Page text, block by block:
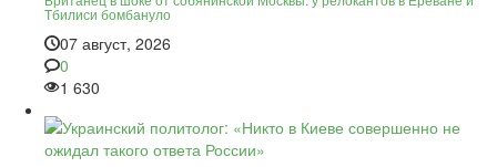
Тбилиси бомбануло
07 август, 2026
0
1 630